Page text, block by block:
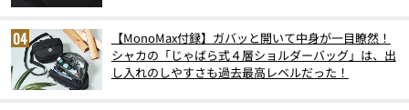
【MonoMax付録】ガバッと開いて中身が一目瞭然！
シャカの「じゃばら式４層ショルダーバッグ」は、出
し入れのしやすさも過去最高レベルだった！